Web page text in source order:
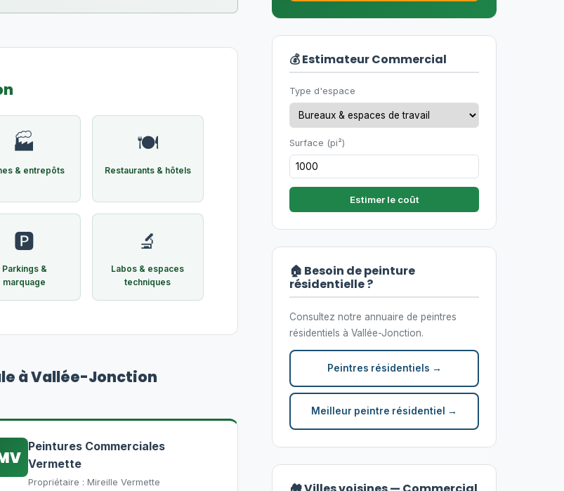
🏭
& entrepôts
🍽️
Restaurants & hôtels
🅿️
Parkings &
marquage
🔬
Labos & espaces
techniques
à Vallée-Jonction
Peintures Commerciales
Vermette
Propriétaire : Mireille Vermette
💰 Estimateur Commercial
Type d'espace
Surface (pi²)
Estimer le coût
🏠 Besoin de peinture
résidentielle ?
Consultez notre annuaire de peintres
résidentiels à Vallée-Jonction.
Peintres résidentiels →
Meilleur peintre résidentiel →